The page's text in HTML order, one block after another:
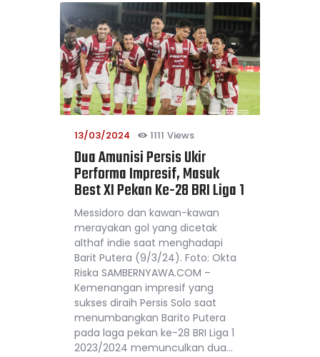
13/03/2024 1111 Views
Dua Amunisi Persis Ukir
Performa Impresif, Masuk
Best XI Pekan Ke-28 BRI Liga 1
Messidoro dan kawan-kawan
merayakan gol yang dicetak
althaf indie saat menghadapi
Barit Putera (9/3/24). Foto: Okta
Riska SAMBERNYAWA.COM –
Kemenangan impresif yang
sukses diraih Persis Solo saat
menumbangkan Barito Putera
pada laga pekan ke-28 BRI Liga 1
2023/2024 memunculkan dua…